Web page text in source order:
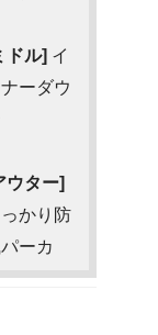
ドル] イ
ーダウ
ウター]
っかり防
ーカ